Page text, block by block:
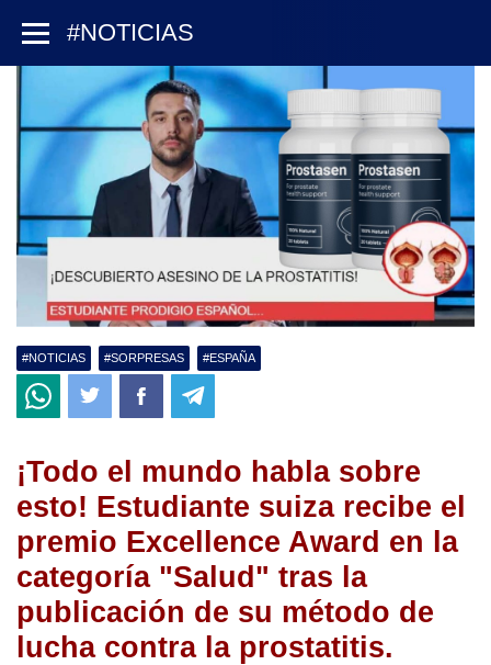
#NOTICIAS
#NOTICIAS #SORPRESAS #ESPAÑA
¡Todo el mundo habla sobre
esto! Estudiante suiza recibe el
premio Excellence Award en la
categoría "Salud" tras la
publicación de su método de
lucha contra la prostatitis.